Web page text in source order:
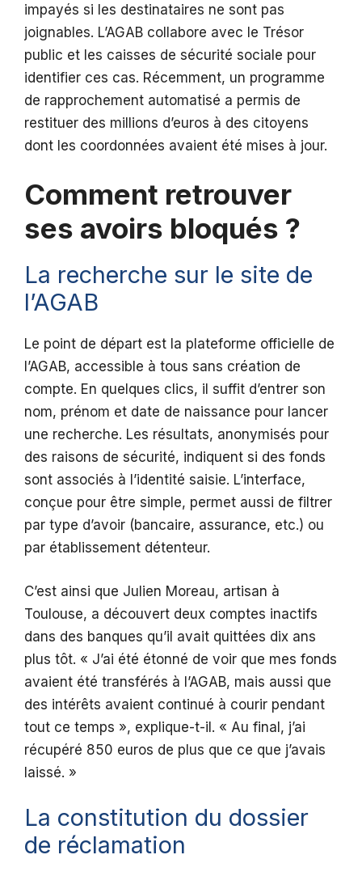
impayés si les destinataires ne sont pas
joignables. L’AGAB collabore avec le Trésor
public et les caisses de sécurité sociale pour
identifier ces cas. Récemment, un programme
de rapprochement automatisé a permis de
restituer des millions d’euros à des citoyens
dont les coordonnées avaient été mises à jour.
Comment retrouver
ses avoirs bloqués ?
La recherche sur le site de
l’AGAB
Le point de départ est la plateforme officielle de
l’AGAB, accessible à tous sans création de
compte. En quelques clics, il suffit d’entrer son
nom, prénom et date de naissance pour lancer
une recherche. Les résultats, anonymisés pour
des raisons de sécurité, indiquent si des fonds
sont associés à l’identité saisie. L’interface,
conçue pour être simple, permet aussi de filtrer
par type d’avoir (bancaire, assurance, etc.) ou
par établissement détenteur.
C’est ainsi que Julien Moreau, artisan à
Toulouse, a découvert deux comptes inactifs
dans des banques qu’il avait quittées dix ans
plus tôt. « J’ai été étonné de voir que mes fonds
avaient été transférés à l’AGAB, mais aussi que
des intérêts avaient continué à courir pendant
tout ce temps », explique-t-il. « Au final, j’ai
récupéré 850 euros de plus que ce que j’avais
laissé. »
La constitution du dossier
de réclamation